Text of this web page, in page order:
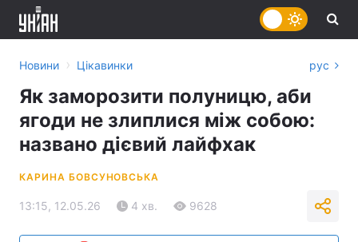
Новини › Цікавинки рус
Як заморозити полуницю, аби
ягоди не злиплися між собою:
названо дієвий лайфхак
КАРИНА БОВСУНОВСЬКА
13:15, 12.05.26 4 хв. 9628